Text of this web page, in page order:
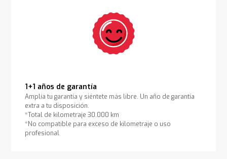
1+1 años de garantía
Amplía tu garantía y siéntete más libre. Un año de garantía
extra a tu disposición.
*Total de kilometraje 30.000 km
*No compatible para exceso de kilometraje o uso
profesional